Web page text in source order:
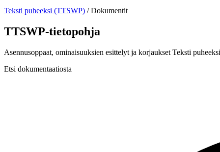
Teksti puheeksi (TTSWP) /Dokumentit
TTSWP-tietopohja
Asennusoppaat, ominaisuuksien esittelyt ja korjaukset Teksti
Etsi dokumentaatiosta